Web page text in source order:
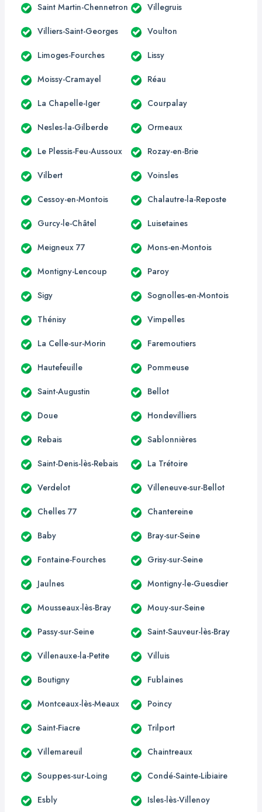
Saint Martin-Chennetron Villegruis
Villiers-Saint-Georges Voulton
Limoges-Fourches Lissy
Moissy-Cramayel Réau
La Chapelle-Iger Courpalay
Nesles-la-Gilberde Ormeaux
Le Plessis-Feu-Aussoux Rozay-en-Brie
Vilbert Voinsles
Cessoy-en-Montois Chalautre-la-Reposte
Gurcy-le-Châtel Luisetaines
Meigneux 77 Mons-en-Montois
Montigny-Lencoup Paroy
Sigy Sognolles-en-Montois
Thénisy Vimpelles
La Celle-sur-Morin Faremoutiers
Hautefeuille Pommeuse
Saint-Augustin Bellot
Doue Hondevilliers
Rebais Sablonnières
Saint-Denis-lès-Rebais La Trétoire
Verdelot Villeneuve-sur-Bellot
Chelles 77 Chantereine
Baby Bray-sur-Seine
Fontaine-Fourches Grisy-sur-Seine
Jaulnes Montigny-le-Guesdier
Mousseaux-lès-Bray Mouy-sur-Seine
Passy-sur-Seine Saint-Sauveur-lès-Bray
Villenauxe-la-Petite Villuis
Boutigny Fublaines
Montceaux-lès-Meaux Poincy
Saint-Fiacre Trilport
Villemareuil Chaintreaux
Souppes-sur-Loing Condé-Sainte-Libiaire
Esbly Isles-lès-Villenoy